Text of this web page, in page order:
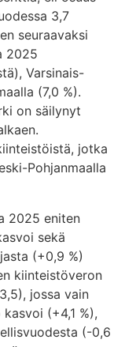
3,7
seuraavaksi
2025
Varsinais-
(7,0 %).
on säilynyt
jotka
Pohjanmaalla
2025 eniten
sekä
(+0,9 %)
kiinteistöveron
jossa vain
(+4,1 %),
(-0,6